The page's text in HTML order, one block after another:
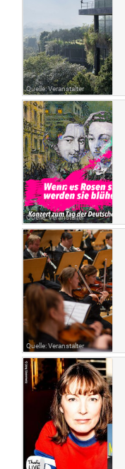
Quelle: Veranstalter
Quelle: Veranstalter
Quelle: Veranstalter